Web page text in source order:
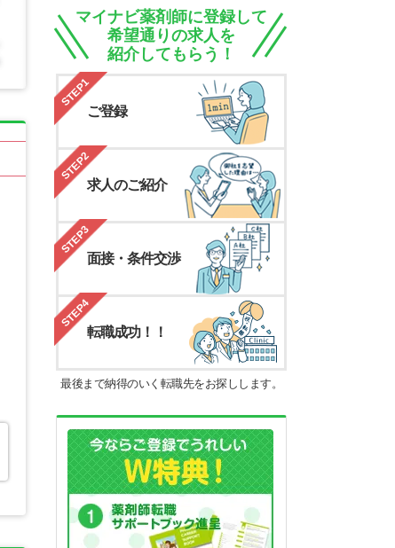
マイナビ薬剤師に登録して
希望通りの求人を
紹介してもらう！
STEP1
ご登録
STEP2
求人のご紹介
STEP3
面接・条件交渉
STEP4
転職成功！！
最後まで納得のいく転職先をお探しします。